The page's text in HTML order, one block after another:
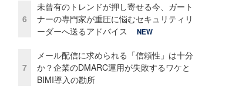
6
未曾有のトレンドが押し寄せる今、ガート
ナーの専門家が重圧に悩むセキュリティリ
ーダーへ送るアドバイス
NEW
7
メール配信に求められる「信頼性」は十分
か？企業のDMARC運用が失敗するワケと
BIMI導入の勘所